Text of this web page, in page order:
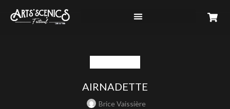
AIRNADETTE
Brice Vaissière